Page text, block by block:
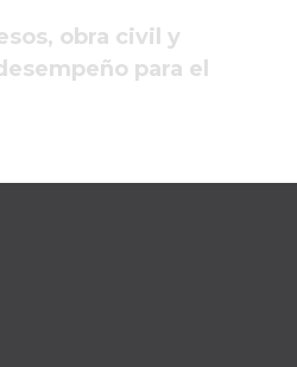
obra civil y
para el